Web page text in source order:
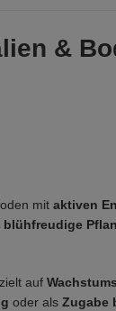
&
mit aktiven
blühfreudige
auf
oder als Zugabe